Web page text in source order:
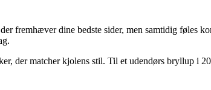
fremhæver dine bedste sider, men samtidig føles
der matcher kjolens stil. Til et udendørs bryllup i